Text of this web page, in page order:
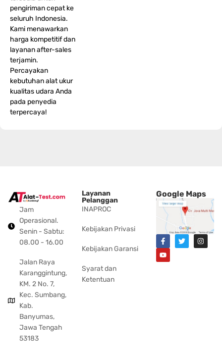
pengiriman cepat ke
seluruh Indonesia.
Kami menawarkan
harga kompetitif dan
layanan after-sales
terjamin.
Percayakan
kebutuhan alat ukur
kualitas udara Anda
pada penyedia
terpercaya!
Jam
Operasional.
Senin - Sabtu:
08.00 - 16.00
Jalan Raya
Karanggintung,
KM. 2 No. 7,
Kec. Sumbang,
Kab.
Banyumas,
Jawa Tengah
53183
Layanan
Pelanggan
INAPROC
Kebijakan Privasi
Kebijakan Garansi
Syarat dan
Ketentuan
Google Maps